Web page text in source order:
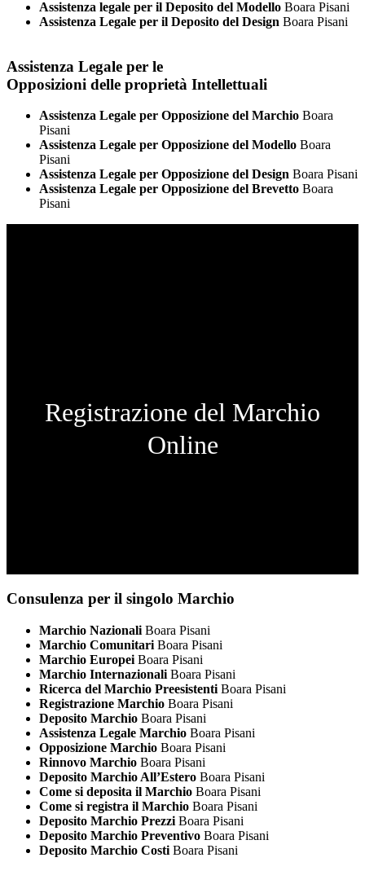
Assistenza legale per il Deposito del Modello Boara Pisani
Assistenza Legale per il Deposito del Design Boara Pisani
Assistenza Legale per le
Opposizioni delle proprietà Intellettuali
Assistenza Legale per Opposizione del Marchio Boara
Pisani
Assistenza Legale per Opposizione del Modello Boara
Pisani
Assistenza Legale per Opposizione del Design Boara Pisani
Assistenza Legale per Opposizione del Brevetto Boara
Pisani
Registrazione del Marchio
Online
Consulenza per il singolo Marchio
Marchio Nazionali Boara Pisani
Marchio Comunitari Boara Pisani
Marchio Europei Boara Pisani
Marchio Internazionali Boara Pisani
Ricerca del Marchio Preesistenti Boara Pisani
Registrazione Marchio Boara Pisani
Deposito Marchio Boara Pisani
Assistenza Legale Marchio Boara Pisani
Opposizione Marchio Boara Pisani
Rinnovo Marchio Boara Pisani
Deposito Marchio All’Estero Boara Pisani
Come si deposita il Marchio Boara Pisani
Come si registra il Marchio Boara Pisani
Deposito Marchio Prezzi Boara Pisani
Deposito Marchio Preventivo Boara Pisani
Deposito Marchio Costi Boara Pisani